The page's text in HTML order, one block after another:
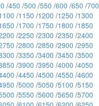
/450 /500 /550 /600 /650 /700
/1150 /1200 /1250 /1300
/1700 /1750 /1800 /1850
/2250 /2300 /2350 /2400
/2800 /2850 /2900 /2950
/3350 /3400 /3450 /3500
/3900 /3950 /4000 /4050
/4450 /4500 /4550 /4600
/5000 /5050 /5100 /5150
/5550 /5600 /5650 /5700